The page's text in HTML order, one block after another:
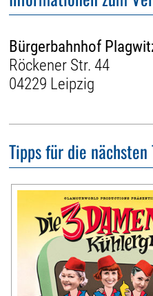
Bürgerbahnhof
Röckener Str. 44
04229 Leipzig
Tipps für die nächsten